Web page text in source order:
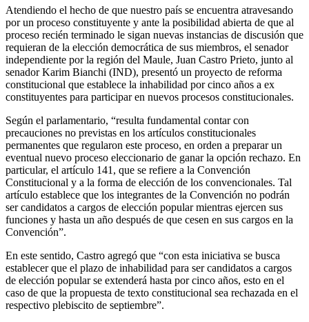
Atendiendo el hecho de que nuestro país se encuentra atravesando
por un proceso constituyente y ante la posibilidad abierta de que al
proceso recién terminado le sigan nuevas instancias de discusión que
requieran de la elección democrática de sus miembros, el senador
independiente por la región del Maule, Juan Castro Prieto, junto al
senador Karim Bianchi (IND), presentó un proyecto de reforma
constitucional que establece la inhabilidad por cinco años a ex
constituyentes para participar en nuevos procesos constitucionales.
Según el parlamentario, “resulta fundamental contar con
precauciones no previstas en los artículos constitucionales
permanentes que regularon este proceso, en orden a preparar un
eventual nuevo proceso eleccionario de ganar la opción rechazo. En
particular, el artículo 141, que se refiere a la Convención
Constitucional y a la forma de elección de los convencionales. Tal
artículo establece que los integrantes de la Convención no podrán
ser candidatos a cargos de elección popular mientras ejercen sus
funciones y hasta un año después de que cesen en sus cargos en la
Convención”.
En este sentido, Castro agregó que “con esta iniciativa se busca
establecer que el plazo de inhabilidad para ser candidatos a cargos
de elección popular se extenderá hasta por cinco años, esto en el
caso de que la propuesta de texto constitucional sea rechazada en el
respectivo plebiscito de septiembre”.